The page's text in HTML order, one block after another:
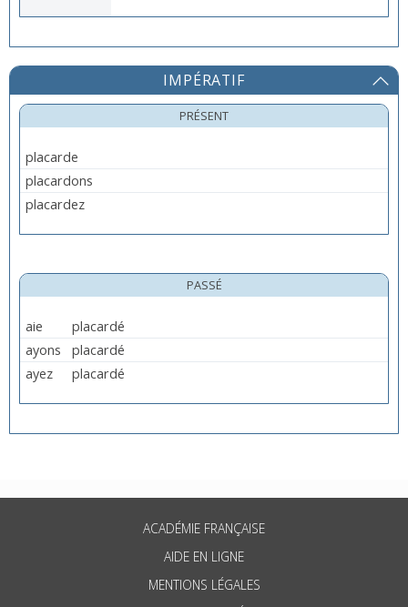
IMPÉRATIF
PRÉSENT
placarde
placardons
placardez
PASSÉ
aie
placardé
ayons
placardé
ayez
placardé
ACADÉMIE FRANÇAISE
AIDE EN LIGNE
MENTIONS LÉGALES